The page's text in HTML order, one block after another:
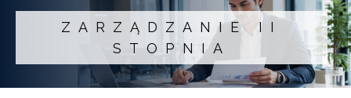
ZARZĄDZANIE II
STOPNIA